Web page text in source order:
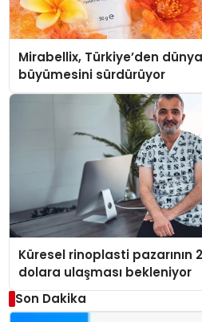
Mirabellix, Türkiye’den
büyümesini sürdürüyor
Küresel rinoplasti pazarının
dolara ulaşması bekleniyor
Son Dakika